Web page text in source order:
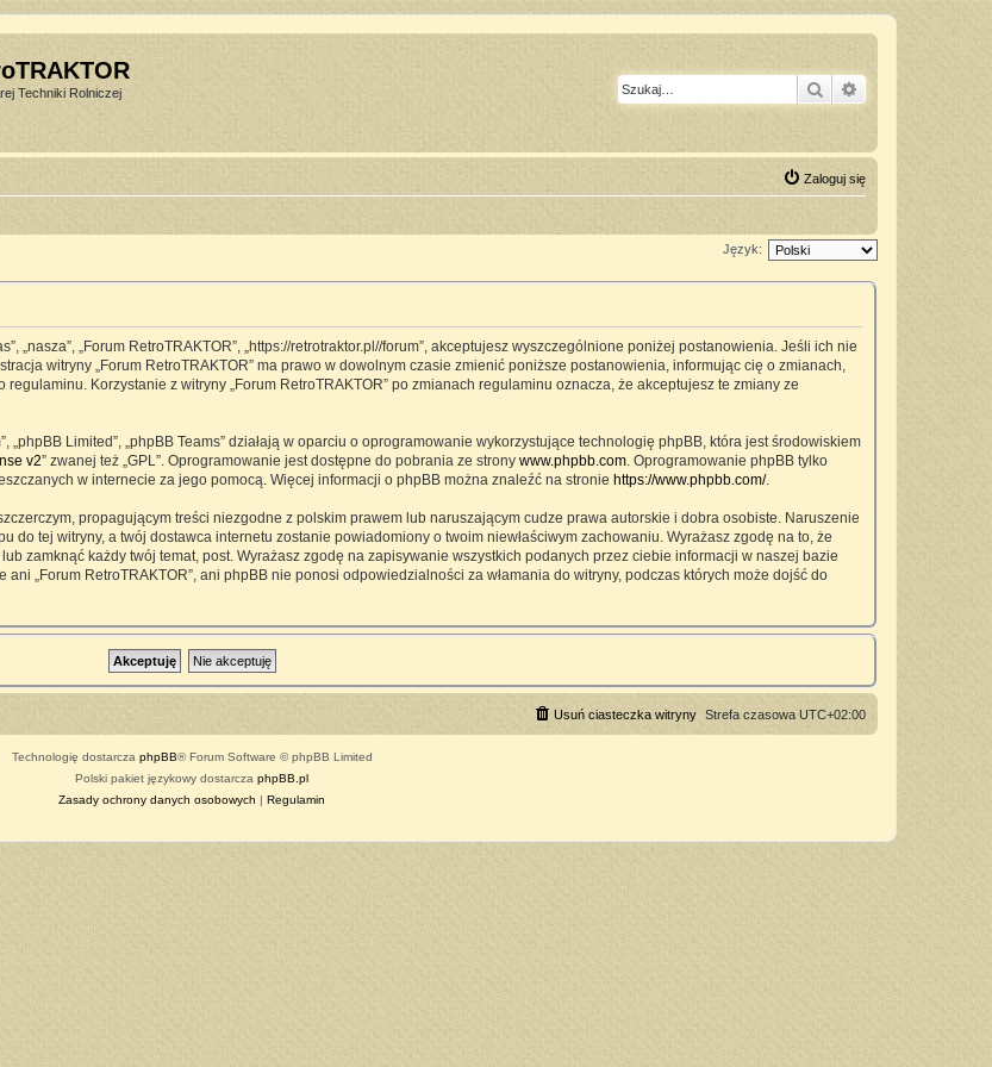
Techniki Rolniczej Szukaj
Zaloguj się
Język:
„nasza”, „Forum RetroTRAKTOR”, „https://retrotraktor.pl//forum”, akceptujesz wyszczególnione poniżej postanowienia. Jeśli ich nie
witryny „Forum RetroTRAKTOR” ma prawo w dowolnym czasie zmienić poniższe postanowienia, informując cię o zmianach,
Korzystanie z witryny „Forum RetroTRAKTOR” po zmianach regulaminu oznacza, że akceptujesz te zmiany ze
„phpBB Limited”, „phpBB Teams” działają w oparciu o oprogramowanie wykorzystujące technologię phpBB, która jest środowiskiem
v2” zwanej też „GPL”. Oprogramowanie jest dostępne do pobrania ze strony www.phpbb.com . Oprogramowanie phpBB tylko
w internecie za jego pomocą. Więcej informacji o phpBB można znaleźć na stronie https://www.phpbb.com/.
propagującym treści niezgodne z polskim prawem lub naruszającym cudze prawa autorskie i dobra osobiste. Naruszenie
do tej witryny, a twój dostawca internetu zostanie powiadomiony o twoim niewłaściwym zachowaniu. Wyrażasz zgodę na to, że
zamknąć każdy twój temat, post. Wyrażasz zgodę na zapisywanie wszystkich podanych przez ciebie informacji w naszej bazie
„Forum RetroTRAKTOR”, ani phpBB nie ponosi odpowiedzialności za włamania do witryny, podczas których może dojść do
Strefa czasowa UTC+02:00
Usuń ciasteczka witryny
Technologię dostarcza phpBB® Forum Software © phpBB Limited
Polski pakiet językowy dostarcza phpBB.pl
Zasady ochrony danych osobowych | Regulamin